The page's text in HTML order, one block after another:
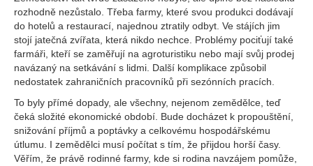
rozhodně nezůstalo. Třeba farmy, které svou produkci dodávají
do hotelů a restaurací, najednou ztratily odbyt. Ve stájích jim
stojí jatečná zvířata, která nikdo nechce. Problémy pociťují také
farmáři, kteří se zaměřují na agroturistiku nebo mají svůj prodej
navázaný na setkávání s lidmi. Další komplikace způsobil
nedostatek zahraničních pracovníků při sezónních pracích.
To byly přímé dopady, ale všechny, nejenom zemědělce, teď
čeká složité ekonomické období. Bude docházet k propouštění,
snižování příjmů a poptávky a celkovému hospodářskému
útlumu. I zemědělci musí počítat s tím, že přijdou horší časy.
Věřím, že právě rodinné farmy, kde si rodina navzájem pomůže,